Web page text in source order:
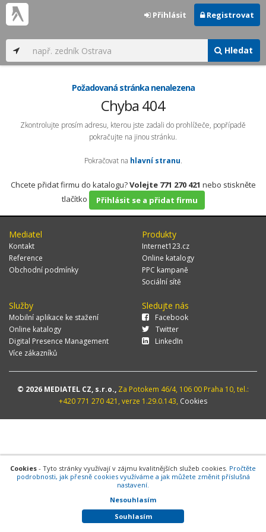
Hledat
Přihlásit Registrovat
Požadovaná stránka nenalezena
Chyba 404
Zkontrolujte prosím adresu, kterou jste zadali do prohlížeče, popřípadě
pokračujte na jinou stránku.
Pokračovat na hlavní stranu.
Chcete přidat firmu do katalogu?Volejte 771 270 421 nebo stiskněte
tlačítko
Přihlásit se a přidat firmu
Mediatel
Kontakt
Reference
Obchodní podmínky
Produkty
Internet123.cz
Online katalogy
PPC kampaně
Sociální sítě
Služby
Mobilní aplikace ke stažení
Online katalogy
Digital Presence Management
Více zákazníků
Sledujte nás
Facebook
Twitter
LinkedIn
© 2026 MEDIATEL CZ, s.r.o., Za Potokem 46/4, 106 00 Praha 10, tel.:
+420 771 270 421, verze 1.29.0.143, Cookies
Cookies - Tyto stránky využívají v zájmu kvalitnějších služeb cookies. Pročtěte
podrobnosti, jak přesně cookies využíváme a jak můžete změnit příslušná
nastavení.
Nesouhlasím
Souhlasím